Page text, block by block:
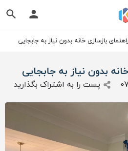
راهنمای بازسازی خانه بدون نیاز به جابجایی
بدون نیاز به جابجایی
پست را به اشتراک بگذارید